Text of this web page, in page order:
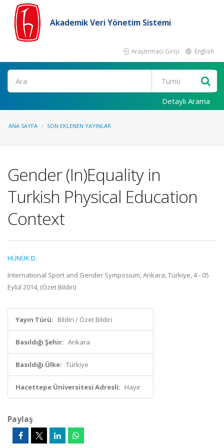
Akademik Veri Yönetim Sistemi
Araştırmacı Girişi English
Ara
Detaylı Arama
ANA SAYFA SON EKLENEN YAYINLAR
Gender (In)Equality in
Turkish Physical Education
Context
HÜNÜK D.
International Sport and Gender Symposium, Ankara, Türkiye, 4 - 05
Eylül 2014, (Özet Bildiri)
Yayın Türü: Bildiri / Özet Bildiri
Basıldığı Şehir: Ankara
Basıldığı Ülke: Türkiye
Hacettepe Üniversitesi Adresli: Hayır
Paylaş